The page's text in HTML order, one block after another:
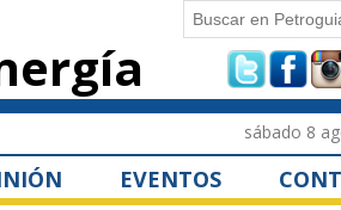
búsqueda
Buscar
sábado 8
EVENTOS